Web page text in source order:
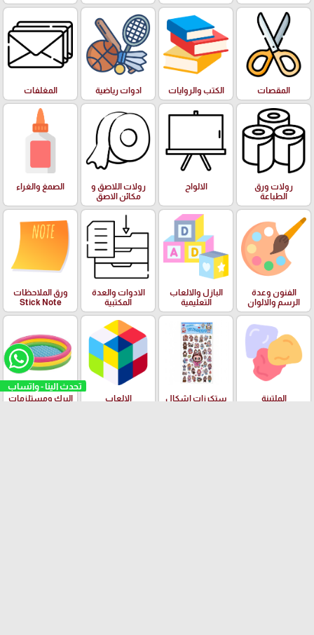
تحدث الينا - واتساب
المقصات الكتب والروايات ادوات رياضية المغلفات
رولات ورق
الطباعة
الالواح
رولات اللاصق و
مكائن الاصق
الصمغ والغراء
الفنون وعدة
الرسم والالوان
البازل والالعاب
التعليمية
الادوات والعدة
المكتبية
ورق الملاحظات
Stick Note
الملتينة
ستكرزات اشكال
الالعاب
البرك ومستلزمات